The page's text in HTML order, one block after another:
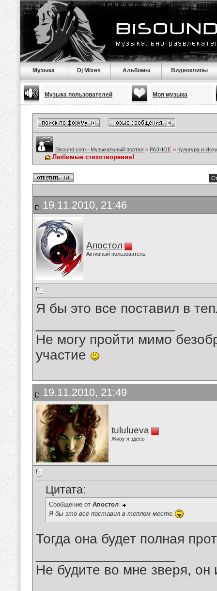
Музыка Dj Mixes Альбомы Видеоклипы
Музыка пользователей Моя музыка
Bisound.com - Музыкальный портал > РАЗНОЕ > Культура и
Любимые стихотворения!
19.11.2010, 21:46
Апостол
Активный пользователь
Я бы это все поставил в
Не могу пройти мимо
участие
19.11.2010, 21:49
tululueva
Живу я здесь
Цитата:
Сообщение от Апостол
Я бы это все поставил в теплом месте.
Тогда она будет полная
Не будите во мне зверя, он